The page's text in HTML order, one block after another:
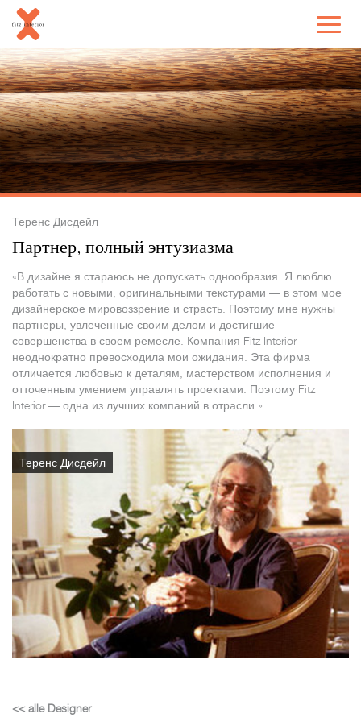
Теренс Дисдейл
Партнер, полный энтузиазма
«В дизайне я стараюсь не допускать однообразия. Я люблю
работать с новыми, оригинальными текстурами — в этом мое
дизайнерское мировоззрение и страсть. Поэтому мне нужны
партнеры, увлеченные своим делом и достигшие
совершенства в своем ремесле. Компания Fitz Interior
неоднократно превосходила мои ожидания. Эта фирма
отличается любовью к деталям, мастерством исполнения и
отточенным умением управлять проектами. Поэтому Fitz
Interior — одна из лучших компаний в отрасли.»
Теренс Дисдейл
<< alle Designer